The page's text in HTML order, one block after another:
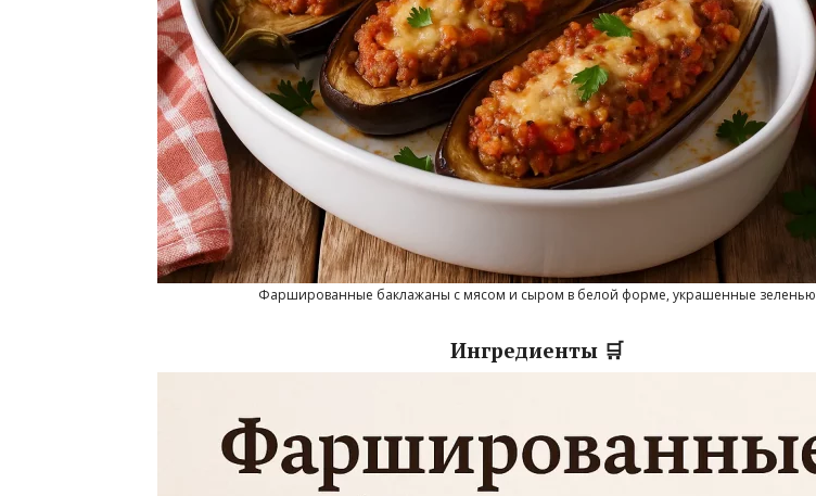
Фаршированные баклажаны с мясом и сыром в белой форме, украшенные зеленью
Ингредиенты 🛒